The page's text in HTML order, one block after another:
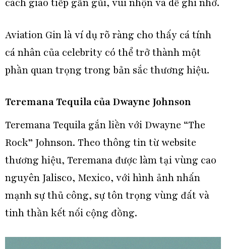
cách giao tiếp gần gũi, vui nhộn và dễ ghi nhớ.
Aviation Gin là ví dụ rõ ràng cho thấy cá tính
cá nhân của celebrity có thể trở thành một
phần quan trọng trong bản sắc thương hiệu.
Teremana Tequila của Dwayne Johnson
Teremana Tequila gắn liền với Dwayne “The
Rock” Johnson. Theo thông tin từ website
thương hiệu, Teremana được làm tại vùng cao
nguyên Jalisco, Mexico, với hình ảnh nhấn
mạnh sự thủ công, sự tôn trọng vùng đất và
tinh thần kết nối cộng đồng.